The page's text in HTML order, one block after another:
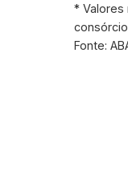
* Valores
Fonte: